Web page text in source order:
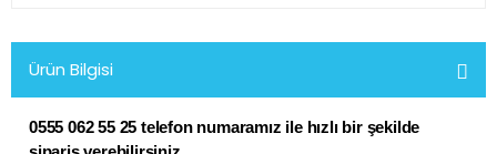
Ürün Bilgisi
0555 062 55 25 telefon numaramız ilehızlı bir şekilde